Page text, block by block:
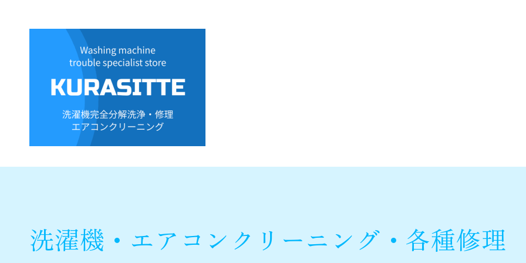
洗濯機・エアコンクリーニング・各種修理
当店のご案内
各種サービスご案内
洗濯機・エアコンクリーニング・各種修理
サービスの流れ